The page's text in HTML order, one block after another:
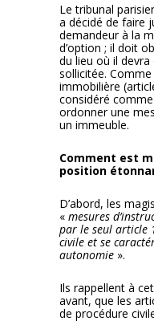
Le tribunal
a décidé de faire
demandeur à la
d’option ; il doit
du lieu où il
sollicitée.
immobilière
considéré
ordonner une
un immeuble.
Comment est
position
D’abord, les
« mesures
par le seul article
civile et se
autonomie ».
Ils rappellent à
avant, que les
de procédure